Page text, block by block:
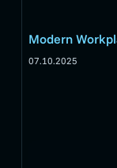
Modern
07.10.2025